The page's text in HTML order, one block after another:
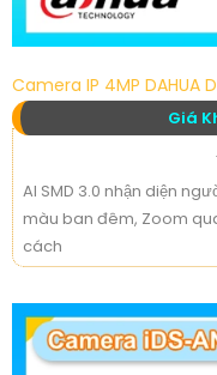
Camera IP 4MP DAHUA
Giá
AI SMD 3.0 nhận diện
màu ban đêm, Zoom
cách